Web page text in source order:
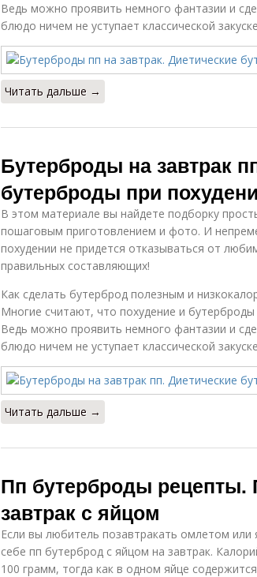
Ведь можно проявить немного фантазии и
блюдо ничем не уступает классической
Читать дальше →
Бутерброды на завтрак
бутерброды при
В этом материале вы найдете подборку
пошаговым приготовлением и фото. И
похудении не придется отказываться от
правильных составляющих!
Как сделать бутерброд полезным и
Многие считают, что похудение и
Ведь можно проявить немного фантазии и
блюдо ничем не уступает классической
Читать дальше →
Пп бутерброды
завтрак с яйцом
Если вы любитель позавтракать омлетом
себе пп бутерброд с яйцом на завтрак.
100 грамм, тогда как в одном яйце